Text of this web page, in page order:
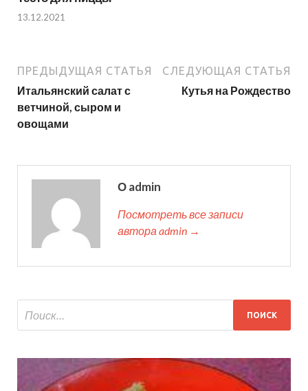
13.12.2021
ПРЕДЫДУЩАЯ СТАТЬЯ
Итальянский салат с
ветчиной, сыром и
овощами
СЛЕДУЮЩАЯ СТАТЬЯ
Кутья на Рождество
О admin
Посмотреть все записи
автора admin →